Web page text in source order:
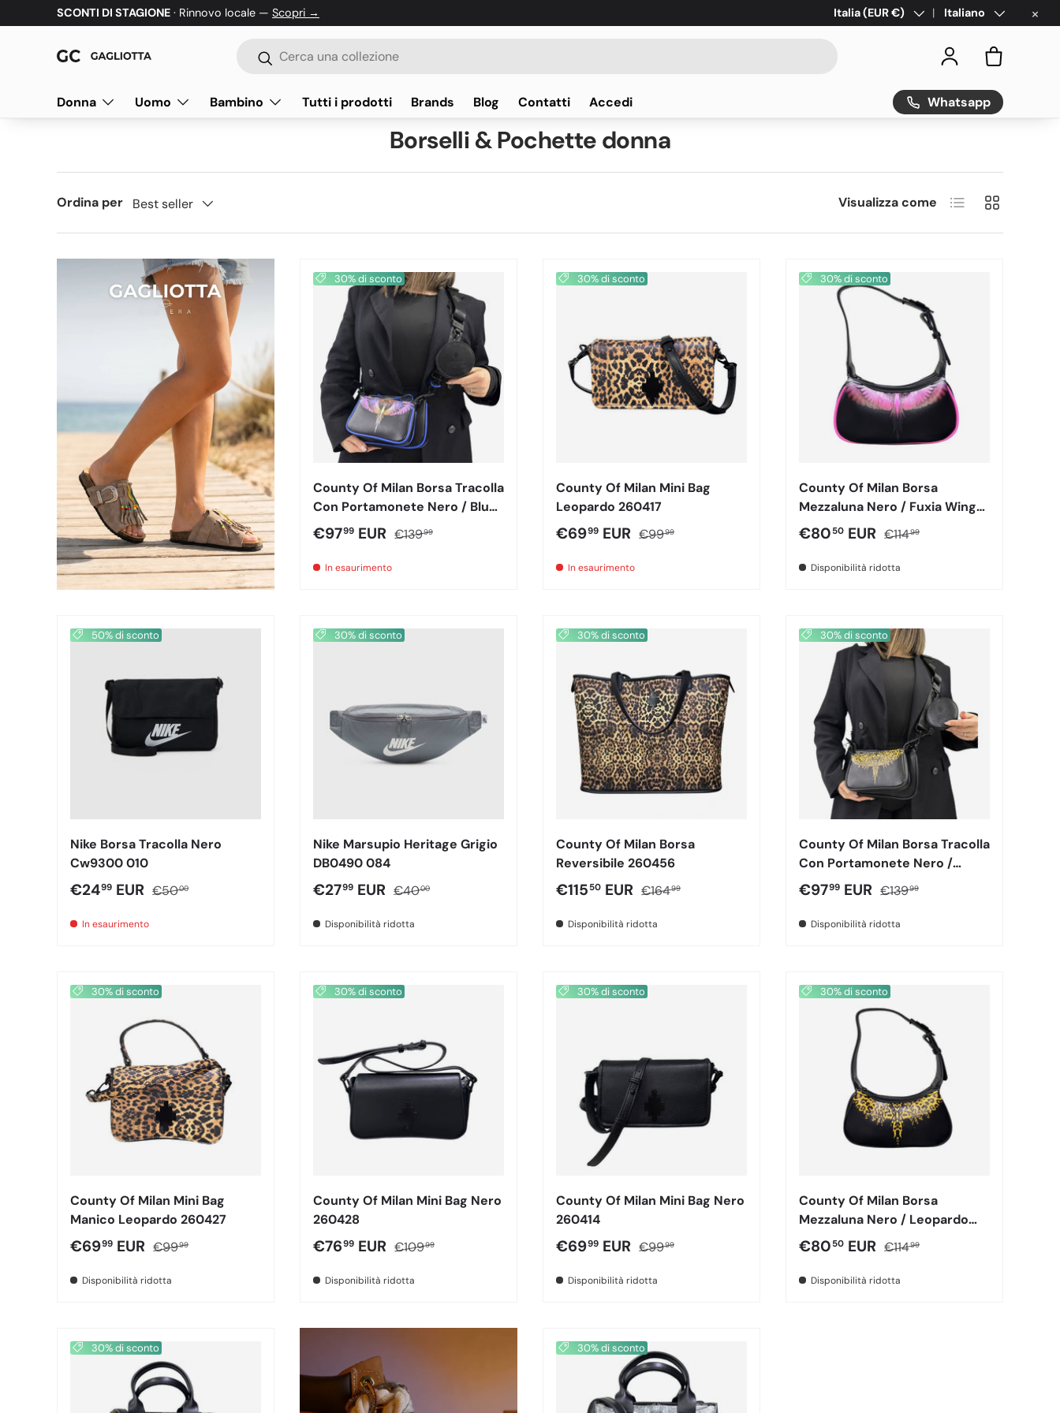
Passa ai contenuti
SCONTI DI STAGIONE · Rinnovo locale — Scopri → Paese/Regione
Italia (EUR €) LinguaItaliano ×
Cerca AccediBorsa
Donna Uomo Bambino Tutti i prodotti Brands Blog Contatti Accedi Whatsapp
Borselli & Pochette donna
Ordina per Best seller Visualizza come ElencoGriglia
30% di sconto
County Of Milan Borsa Tracolla
Con Portamonete Nero / Blu
260433
Prezzo di vendita
€9799 EUR Prezzo normale
€13999
In esaurimento
30% di sconto
County Of Milan Mini Bag
Leopardo 260417
Prezzo di vendita
€6999 EUR Prezzo normale
€9999
In esaurimento
30% di sconto
County Of Milan Borsa
Mezzaluna Nero / Fuxia Wings
260436
Prezzo di vendita
€80 50 EUR Prezzo normale
€11499
Disponibilità ridotta
50% di sconto
Nike Borsa Tracolla Nero
Cw9300 010
Prezzo di vendita
€2499 EUR Prezzo normale
€5000
In esaurimento
30% di sconto
Nike Marsupio Heritage Grigio
DB0490 084
Prezzo di vendita
€2799 EUR Prezzo normale
€4000
Disponibilità ridotta
30% di sconto
County Of Milan Borsa
Reversibile 260456
Prezzo di vendita
€115 50 EUR Prezzo normale
€16499
Disponibilità ridotta
30% di sconto
County Of Milan Borsa Tracolla
Con Portamonete Nero /
Leopardo 260435
Prezzo di vendita
€9799 EUR Prezzo normale
€13999
Disponibilità ridotta
30% di sconto
County Of Milan Mini Bag
Manico Leopardo 260427
Prezzo di vendita
€6999 EUR Prezzo normale
€9999
Disponibilità ridotta
30% di sconto
County Of Milan Mini Bag Nero
260428
Prezzo di vendita
€7699 EUR Prezzo normale
€10999
Disponibilità ridotta
30% di sconto
County Of Milan Mini Bag Nero
260414
Prezzo di vendita
€6999 EUR Prezzo normale
€9999
Disponibilità ridotta
30% di sconto
County Of Milan Borsa
Mezzaluna Nero / Leopardo
Wings 260438
Prezzo di vendita
€80 50 EUR Prezzo normale
€11499
Disponibilità ridotta
30% di sconto 30% di sconto